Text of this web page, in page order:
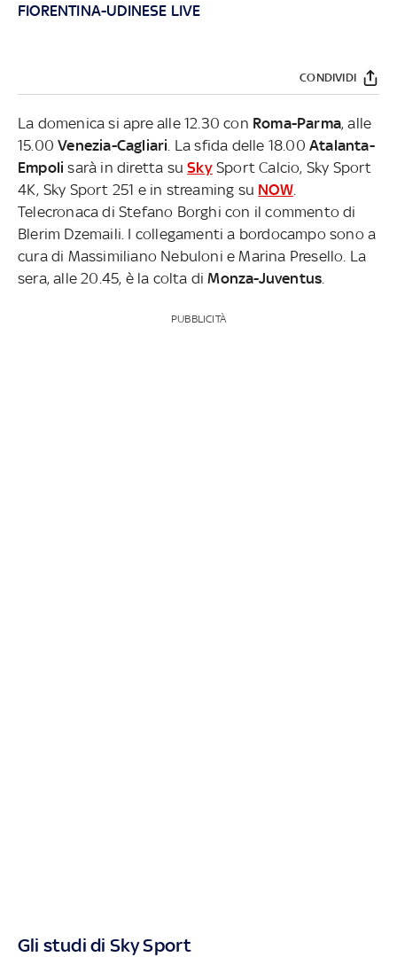
FIORENTINA-UDINESE LIVE
CONDIVIDI
La domenica si apre alle 12.30 con Roma-Parma, alle
15.00Venezia-Cagliari . La sfida delle 18.00Atalanta-
Empoli sarà in diretta suSkySport Calcio, Sky Sport
4K, Sky Sport 251 e in streaming su NOW.
Telecronaca di Stefano Borghi con il commento di
Blerim Dzemaili. I collegamenti a bordocampo sono a
cura di Massimiliano Nebuloni e Marina Presello. La
sera, alle 20.45, è la colta diMonza-Juventus
PUBBLICITÀ
Gli studi di Sky Sport